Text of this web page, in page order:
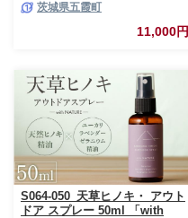
耐熱 一生もの 職人 こだわり
JIDA デザインミュージアムセ
レクション 茨城県 五霞町
茨城県五霞町
11,000円
S064-050_天草ヒノキ・ アウト
ドア スプレー 50ml 「with